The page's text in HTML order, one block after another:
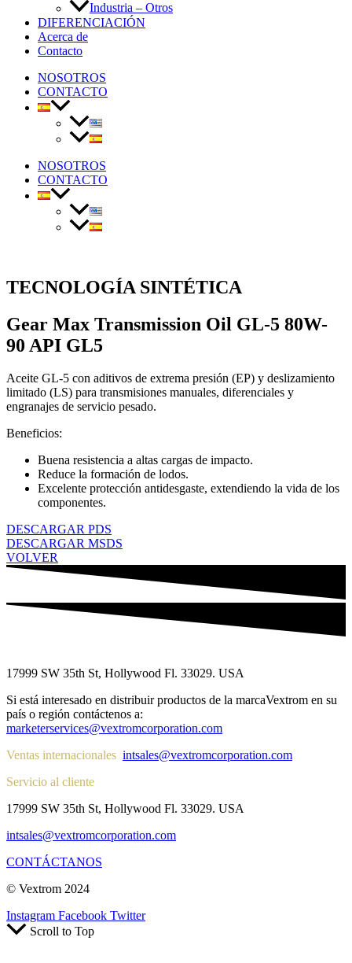
Industria – Otros
DIFERENCIACIÓN
Acerca de
Contacto
NOSOTROS
CONTACTO
NOSOTROS
CONTACTO
TECNOLOGÍA SINTÉTICA
Gear Max Transmission Oil GL-5 80W-
90 API GL5
Aceite GL-5 con aditivos de extrema presión (EP) y deslizamiento
limitado (LS) para transmisiones manuales, diferenciales y
engranajes de servicio pesado.
Beneficios:
Buena resistencia a altas cargas de impacto.
Reduce la formación de lodos.
Excelente protección antidesgaste, extendiendo la vida de los
componentes.
DESCARGAR PDS
DESCARGAR MSDS
VOLVER
17999 SW 35th St, Hollywood Fl. 33029. USA
Si está interesado en distribuir productos de la marcaVextrom en su
país o región contáctenos a:
marketerservices@vextromcorporation.com
Ventas internacionales intsales@vextromcorporation.com
Servicio al cliente
17999 SW 35th St, Hollywood Fl. 33029. USA
intsales@vextromcorporation.com
CONTÁCTANOS
© Vextrom 2024
Instagram Facebook Twitter
Scroll to Top